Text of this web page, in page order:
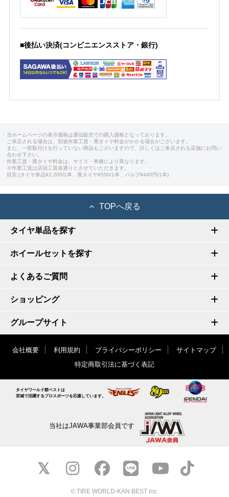
■後払い決済(コンビニエンスストア・銀行)
・当ホームページの表示価格は通信販売での購入価格となっております。
ご来店される場合は、別途作業工賃・廃タイヤ料金がかかる場合がございます。
また、一部取付けを行っていない商品もございますので、詳しくはご来店される店舗にお問い
合わせ下さい。
・作業工賃・廃タイヤ料金は、サイズ・車種により異なります。
※作業工賃は店頭工賃表通りとさせていただきます。
目安:(タイヤ単品¥2,200/1本、廃タイヤ¥550/1本、バルブ¥440円/1本)
TOPへ戻る
タイヤ単品を探す
ホイールセットを探す
よくあるご質問
ショッピング
グループサイト
会社概要 利用規約 プライバシーポリシー
サイトマップ
特定商取引法に基づく表記
タイヤワールド館ベストは
宮城で活躍するプロスポーツを応援しています。
当社はJAWA事業部会員です
© TIRE WORLD-KAN BEST inc.